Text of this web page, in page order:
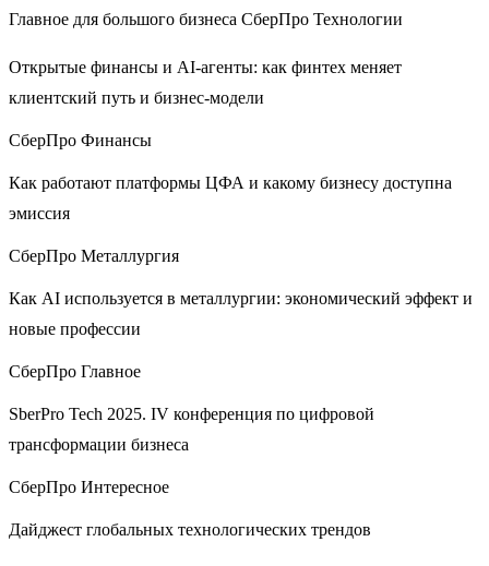
Главное для большого бизнеса СберПро Технологии
Открытые финансы и AI-агенты: как финтех меняет
клиентский путь и бизнес-модели
СберПро Финансы
Как работают платформы ЦФА и какому бизнесу доступна
эмиссия
СберПро Металлургия
Как AI используется в металлургии: экономический эффект и
новые профессии
СберПро Главное
SberPro Tech 2025. IV конференция по цифровой
трансформации бизнеса
СберПро Интересное
Дайджест глобальных технологических трендов